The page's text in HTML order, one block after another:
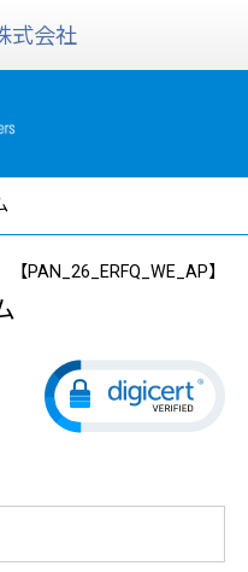
式会社
【PAN_26_ERFQ_WE_AP】